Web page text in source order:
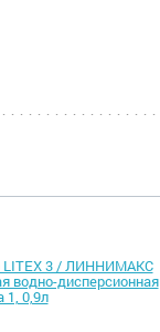
LITEX 3 / ЛИННИМАКС
водно-дисперсионная
1, 0,9л